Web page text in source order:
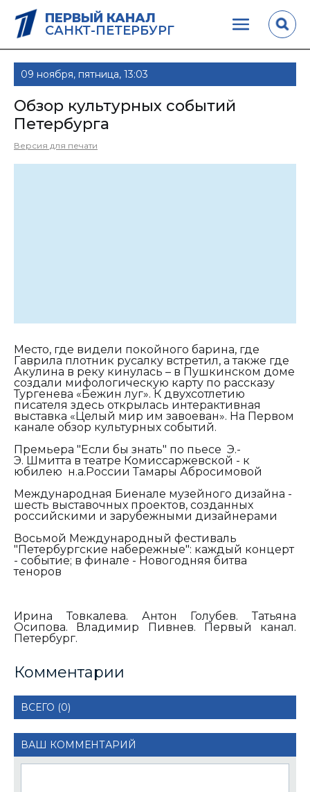
ПЕРВЫЙ КАНАЛ
САНКТ-ПЕТЕРБУРГ
09 ноября, пятница, 13:03
Обзор культурных событий
Петербурга
Версия для печати
Место, где видели покойного барина, где
Гаврила плотник русалку встретил, а также где
Акулина в реку кинулась – в Пушкинском доме
создали мифологическую карту по рассказу
Тургенева «Бежин луг». К двухсотлетию
писателя здесь открылась интерактивная
выставка «Целый мир им завоеван». На Первом
канале обзор культурных событий.
Премьера "Если бы знать" по пьесе Э.-
Э. Шмитта в театре Комиссаржевской - к
юбилею н.а.России Тамары Абросимовой
Международная Биенале музейного дизайна -
шесть выставочных проектов, созданных
российскими и зарубежными дизайнерами
Восьмой Международный фестиваль
"Петербургские набережные": каждый концерт
- событие; в финале - Новогодняя битва
теноров
Ирина Товкалева. Антон Голубев. Татьяна
Осипова. Владимир Пивнев. Первый канал.
Петербург.
Комментарии
ВСЕГО (0)
ВАШ КОММЕНТАРИЙ